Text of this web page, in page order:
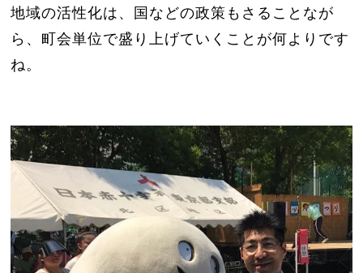
地域の活性化は、国などの政策もさることなが
ら、町会単位で盛り上げていくことが何よりです
ね。